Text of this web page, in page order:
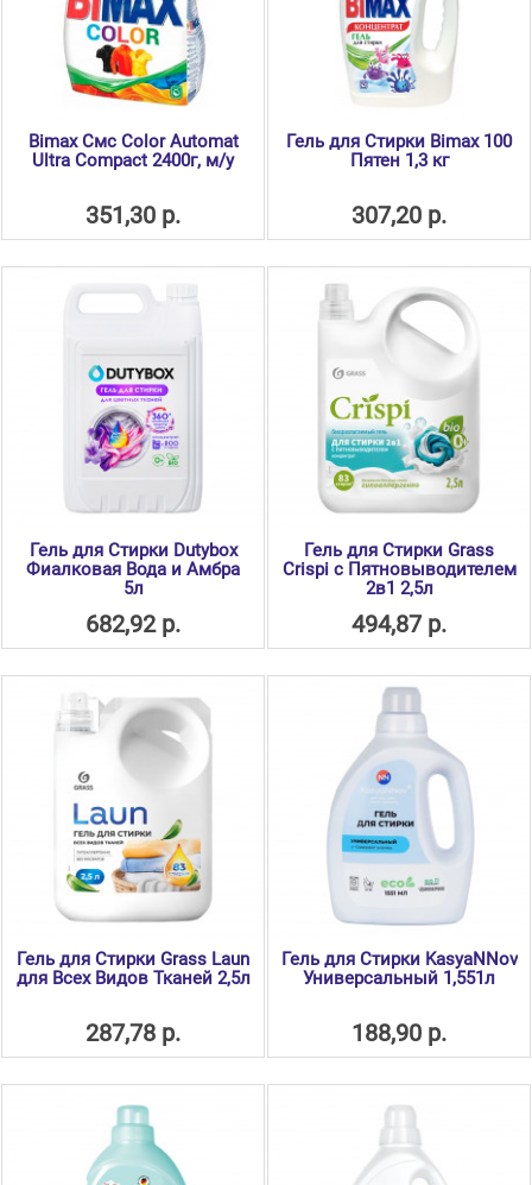
Bimax Смс Color Automat
Ultra Compact 2400г, м/у
351,30 р.
Гель для Стирки Bimax 100
Пятен 1,3 кг
307,20 р.
Гель для Стирки Dutybox
Фиалковая Вода и Амбра
5л
682,92 р.
Гель для Стирки Grass
Crispi с Пятновыводителем
2в1 2,5л
494,87 р.
Гель для Стирки Grass Laun
для Всех Видов Тканей 2,5л
287,78 р.
Гель для Стирки KasyaNNov
Универсальный 1,551л
188,90 р.